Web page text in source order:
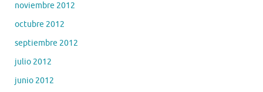
noviembre 2012
octubre 2012
septiembre 2012
julio 2012
junio 2012